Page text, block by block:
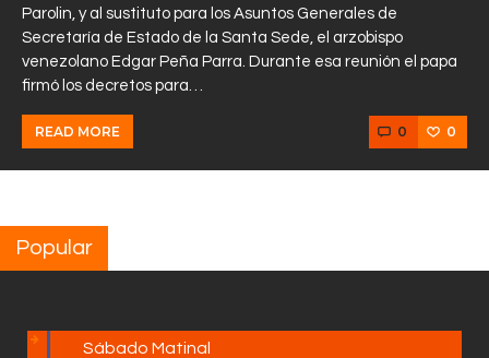
Parolin, y al sustituto para los Asuntos Generales de
Secretaría de Estado de la Santa Sede, el arzobispo
venezolano Edgar Peña Parra. Durante esa reunión el papa
firmó los decretos para…
READ MORE 0 0
Popular
Sábado Matinal